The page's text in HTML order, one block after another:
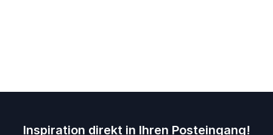
Inspiration direkt in Ihren Posteingang!